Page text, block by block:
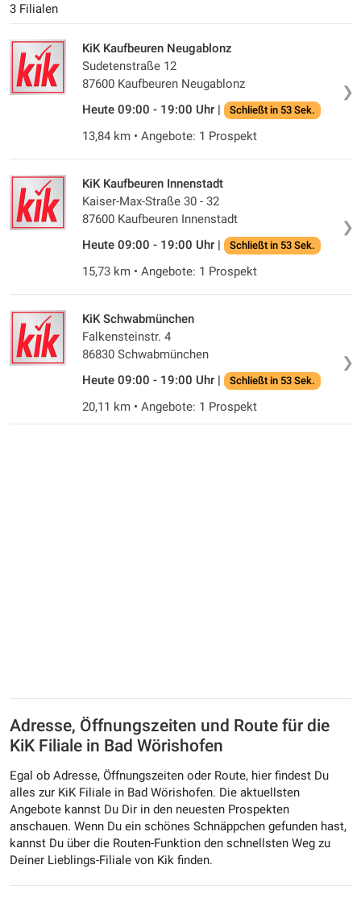
3 Filialen
❯
KiK Kaufbeuren Neugablonz
Sudetenstraße 12
87600 Kaufbeuren Neugablonz
Heute 09:00 - 19:00 Uhr |
Schließt in 53 Sek.
13,84 km • Angebote: 1 Prospekt
❯
KiK Kaufbeuren Innenstadt
Kaiser-Max-Straße 30 - 32
87600 Kaufbeuren Innenstadt
Heute 09:00 - 19:00 Uhr |
Schließt in 53 Sek.
15,73 km • Angebote: 1 Prospekt
❯
KiK Schwabmünchen
Falkensteinstr. 4
86830 Schwabmünchen
Heute 09:00 - 19:00 Uhr |
Schließt in 53 Sek.
20,11 km • Angebote: 1 Prospekt
Adresse, Öffnungszeiten und Route für die
KiK Filiale in Bad Wörishofen
Egal ob Adresse, Öffnungszeiten oder Route, hier findest Du
alles zur KiK Filiale in Bad Wörishofen. Die aktuellsten
Angebote kannst Du Dir in den neuesten Prospekten
anschauen. Wenn Du ein schönes Schnäppchen gefunden hast,
kannst Du über die Routen-Funktion den schnellsten Weg zu
Deiner Lieblings-Filiale von Kik finden.